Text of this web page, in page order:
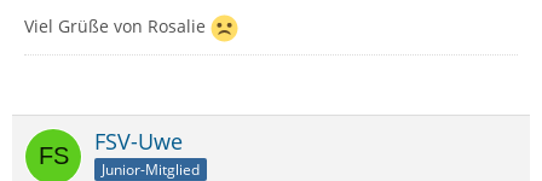
Viel Grüße von Rosalie
FSV-Uwe
Junior-Mitglied